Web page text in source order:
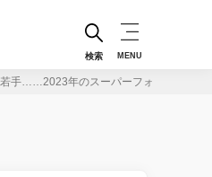
検索 MENU
若手……2023年のスーパーフォーミュラに